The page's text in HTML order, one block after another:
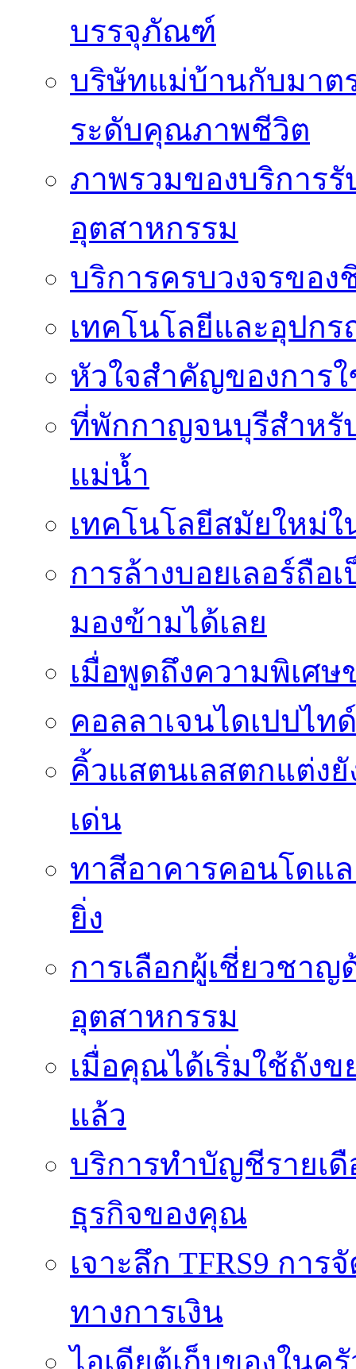
บรรจุภัณฑ์
บริษัทแม่บ้านกับมาต
ระดับคุณภาพชีวิต
ภาพรวมของบริการ
อุตสาหกรรม
บริการครบวงจรขอ
เทคโนโลยีและอุปก
หัวใจสำคัญของการ
ที่พักกาญจนบุรีสำหรั
แม่น้ำ
เทคโนโลยีสมัยใหม่ใน
การล้างบอยเลอร์ถื
มองข้ามได้เลย
เมื่อพูดถึงความพิเศษ
คอลลาเจนไดเปปไท
คิ้วแสตนเลสตกแต่ง
เด่น
ทาสีอาคารคอนโดแ
ยิ่ง
การเลือกผู้เชี่ยวชา
อุตสาหกรรม
เมื่อคุณได้เริ่มใช้ถัง
แล้ว
บริการทำบัญชีรายเ
ธุรกิจของคุณ
เจาะลึก TFRS9 กา
ทางการเงิน
ไอเดียตู้เก็บของในค